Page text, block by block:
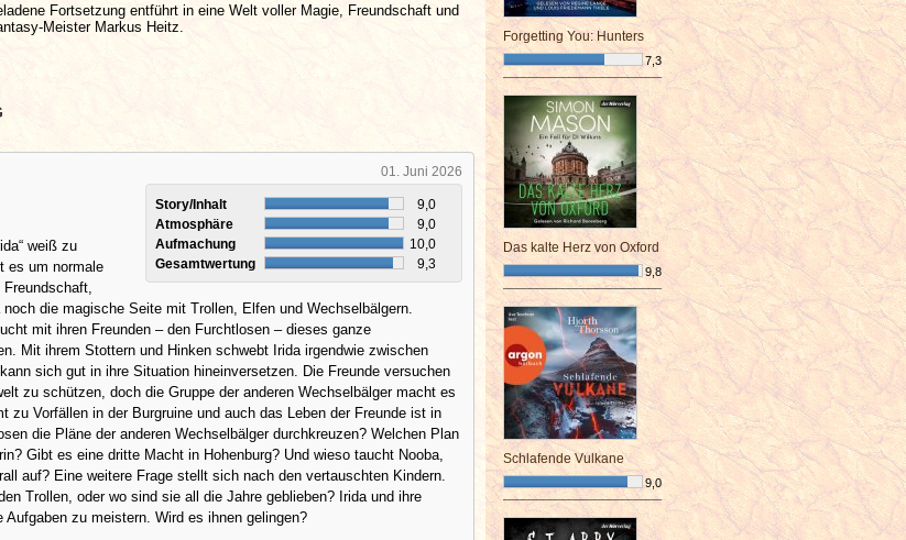
Fortsetzung entführt in eine Welt voller Magie, Freundschaft und
Meister Markus Heitz.
01. Juni 2026
Story/Inhalt
9,0
Atmosphäre
9,0
Aufmachung
10,0
Gesamtwertung
9,3
weiß zu
es um normale
die magische Seite mit Trollen, Elfen und Wechselbälgern.
mit ihren Freunden – den Furchtlosen – dieses ganze
Mit ihrem Stottern und Hinken schwebt Irida irgendwie zwischen
sich gut in ihre Situation hineinversetzen. Die Freunde versuchen
zu schützen, doch die Gruppe der anderen Wechselbälger macht es
zu Vorfällen in der Burgruine und auch das Leben der Freunde ist in
die Pläne der anderen Wechselbälger durchkreuzen? Welchen Plan
Gibt es eine dritte Macht in Hohenburg? Und wieso taucht Nooba,
auf? Eine weitere Frage stellt sich nach den vertauschten Kindern.
Trollen, oder wo sind sie all die Jahre geblieben? Irida und ihre
Aufgaben zu meistern. Wird es ihnen gelingen?
Forgetting You: Hunters
7,3
¯¯¯¯¯¯¯¯¯¯¯¯¯¯¯¯¯¯¯¯¯¯¯¯
Das kalte Herz von Oxford
9,8
¯¯¯¯¯¯¯¯¯¯¯¯¯¯¯¯¯¯¯¯¯¯¯¯
Schlafende Vulkane
9,0
¯¯¯¯¯¯¯¯¯¯¯¯¯¯¯¯¯¯¯¯¯¯¯¯